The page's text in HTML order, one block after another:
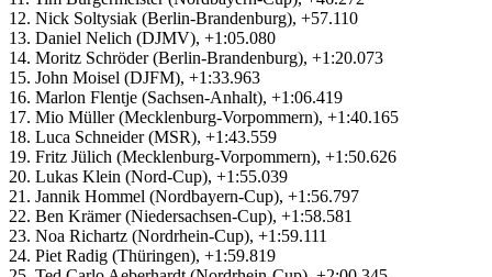
12. Nick Soltysiak (Berlin-Brandenburg), +57.110
13. Daniel Nelich (DJMV), +1:05.080
14. Moritz Schröder (Berlin-Brandenburg), +1:20.073
15. John Moisel (DJFM), +1:33.963
16. Marlon Flentje (Sachsen-Anhalt), +1:06.419
17. Mio Müller (Mecklenburg-Vorpommern), +1:40.165
18. Luca Schneider (MSR), +1:43.559
19. Fritz Jülich (Mecklenburg-Vorpommern), +1:50.626
20. Lukas Klein (Nord-Cup), +1:55.039
21. Jannik Hommel (Nordbayern-Cup), +1:56.797
22. Ben Krämer (Niedersachsen-Cup), +1:58.581
23. Noa Richartz (Nordrhein-Cup), +1:59.111
24. Piet Radig (Thüringen), +1:59.819